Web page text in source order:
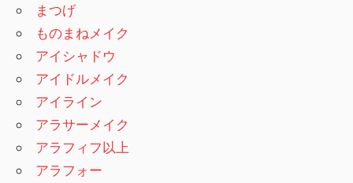
まつげ
ものまねメイク
アイシャドウ
アイドルメイク
アイライン
アラサーメイク
アラフィフ以上
アラフォー